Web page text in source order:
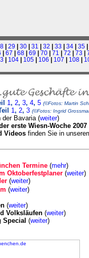
| 29 | 30 | 31 | 32 | 33 | 34 | 35 |
| 67 | 68 | 69 | 70 | 71 | 72 | 73 |
| 104 | 105 | 106 | 107 | 108 |
1, 2, 3, 4, 5 (©Fotos: Martin
1, 2, 3 (©Fotos: Ingrid
Bavaria (weiter)
erste Wiesn-Woche 2007
Videos finden Sie in
Termine (mehr)
Oktoberfestplaner (weiter)
(weiter)
(weiter)
(weiter)
Volksläufen (weiter)
Special (weiter)